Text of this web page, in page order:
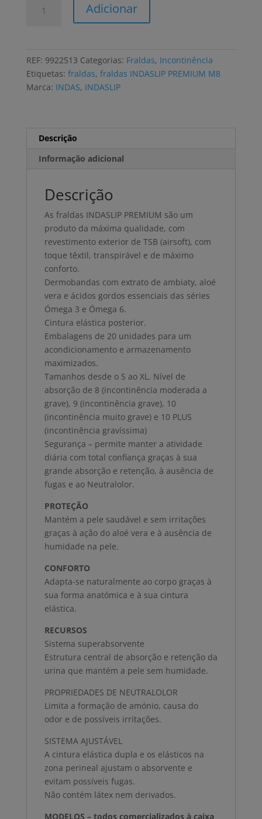
(4x20
Adicionar
REF: 9922513 Categorias: Fraldas, Incontinência
Etiquetas: fraldas, fraldas INDASLIP PREMIUM M8
Marca: INDAS, INDASLIP
Descrição
Informação adicional
Descrição
As fraldas INDASLIP PREMIUM são um
produto da máxima qualidade, com
revestimento exterior de TSB (airsoft), com
toque têxtil, transpirável e de máximo
conforto.
Dermobandas com extrato de ambiaty, aloé
vera e ácidos gordos essenciais das séries
Ómega 3 e Ómega 6.
Cintura elástica posterior.
Embalagens de 20 unidades para um
acondicionamento e armazenamento
maximizados.
Tamanhos desde o S ao XL. Nível de
absorção de 8 (incontinência moderada a
grave), 9 (incontinência grave), 10
(incontinência muito grave) e 10 PLUS
(incontinência gravíssima)
Segurança – permite manter a atividade
diária com total confiança graças à sua
grande absorção e retenção, à ausência de
fugas e ao Neutralolor.
PROTEÇÃO
Mantém a pele saudável e sem irritações
graças à ação do aloé vera e à ausência de
humidade na pele.
CONFORTO
Adapta-se naturalmente ao corpo graças à
sua forma anatómica e à sua cintura
elástica.
RECURSOS
Sistema superabsorvente
Estrutura central de absorção e retenção da
urina que mantém a pele sem humidade.
PROPRIEDADES DE NEUTRALOLOR
Limita a formação de amónio, causa do
odor e de possíveis irritações.
SISTEMA AJUSTÁVEL
A cintura elástica dupla e os elásticos na
zona perineal ajustam o absorvente e
evitam possíveis fugas.
Não contém látex nem derivados.
MODELOS – todos comercializados à caixa